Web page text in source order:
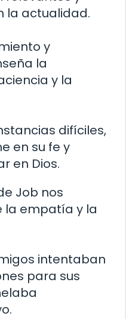
la actualidad.
y
la
y la
difíciles,
en su fe y
en Dios.
Job nos
la empatía y la
intentaban
para sus